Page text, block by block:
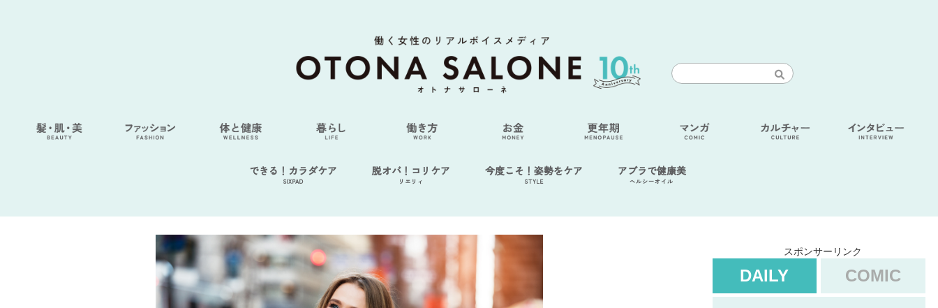
できる！カラダケア
SIXPAD
脱オバ！コリケア
リエリィ
今度こそ！姿勢をケア
STYLE
アブラで健康美
ヘルシーオイル
スポンサーリンク
DAILY COMIC